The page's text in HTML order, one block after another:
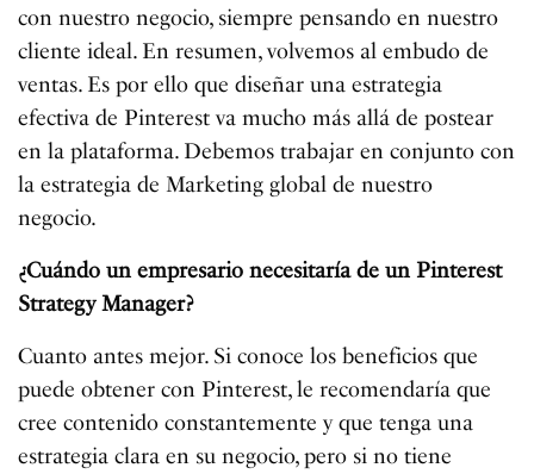
con nuestro negocio, siempre pensando en nuestro
cliente ideal. En resumen, volvemos al embudo de
ventas. Es por ello que diseñar una estrategia
efectiva de Pinterest va mucho más allá de postear
en la plataforma. Debemos trabajar en conjunto con
la estrategia de Marketing global de nuestro
negocio.
¿Cuándo un empresario necesitaría de un Pinterest
Strategy Manager?
Cuanto antes mejor. Si conoce los beneficios que
puede obtener con Pinterest, le recomendaría que
cree contenido constantemente y que tenga una
estrategia clara en su negocio, pero si no tiene